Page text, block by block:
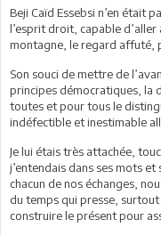
Beji Caïd Essebsi n’en était
l’esprit droit, capable
montagne, le regard affuté,
Son souci de mettre de
principes démocratiques, la
toutes et pour tous le
indéfectible et inestimable
Je lui étais très attachée,
j’entendais dans ses mots
chacun de nos échanges,
du temps qui presse,
construire le présent pour